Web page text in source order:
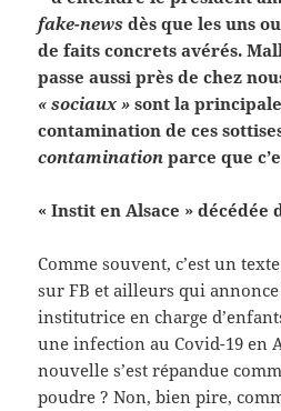
fake-news dès que les uns
de faits concrets avérés.
passe aussi près de chez
« sociaux » sont la
contamination de ces
contamination parce que
« Instit en Alsace » décédée
Comme souvent, c’est un
sur FB et ailleurs qui
institutrice en charge
une infection au Covid-19 en
nouvelle s’est répandue
poudre ? Non, bien pire,